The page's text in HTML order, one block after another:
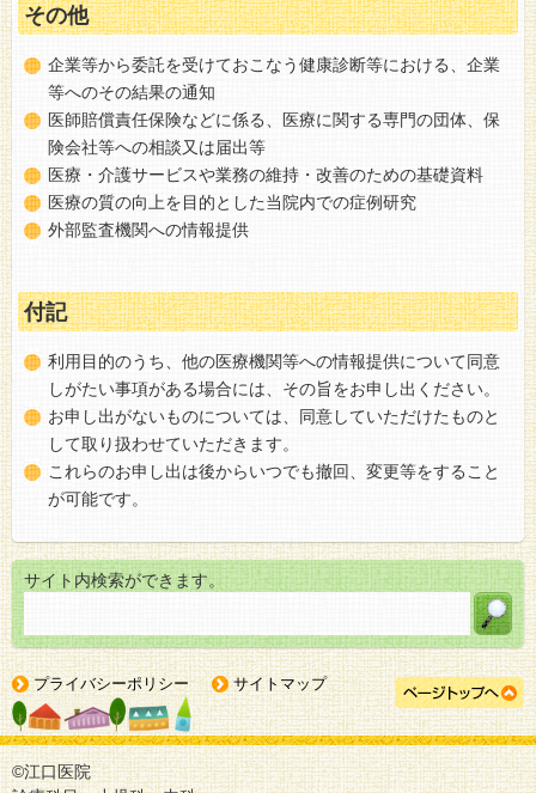
その他
企業等から委託を受けておこなう健康診断等における、企業
等へのその結果の通知
医師賠償責任保険などに係る、医療に関する専門の団体、保
険会社等への相談又は届出等
医療・介護サービスや業務の維持・改善のための基礎資料
医療の質の向上を目的とした当院内での症例研究
外部監査機関への情報提供
付記
利用目的のうち、他の医療機関等への情報提供について同意
しがたい事項がある場合には、その旨をお申し出ください。
お申し出がないものについては、同意していただけたものと
して取り扱わせていただきます。
これらのお申し出は後からいつでも撤回、変更等をすること
が可能です。
サイト内検索ができます。
プライバシーポリシー サイトマップ
©江口医院